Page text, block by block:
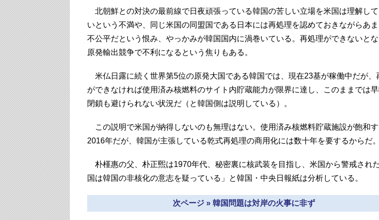
北朝鮮との対決の最前線で日夜頑張っている韓国の苦しい立場を米国は理解し
いという不満や、同じ米国の同盟国である日本には再処理を認めておきながらあ
不公平だという恨み、やっかみが韓国国内に渦巻いている。再処理ができないとな
原発輸出競争で不利になるという焦りもある。
米仏日露に続く世界第5位の原発大国である韓国では、現在23基が稼働中だが、
ができなければ使用済み核燃料のサイト内貯蔵能力が限界に達し、このままでは
閉鎖も避けられない状況だ（と韓国側は説明している）。
この説明で米国が納得しないのも無理はない。使用済み核燃料貯蔵施設が飽和
2016年だが、韓国が主張している乾式再処理の商用化には数十年を要するからだ。
朴槿惠の父、朴正煕は1970年代、秘密裏に核武装を目指し、米国から警戒され
国は韓国の非核化の意志を疑っている」と韓国・中央日報紙は分析している。
次ページ » 韓国問題は対岸の火事に非ず